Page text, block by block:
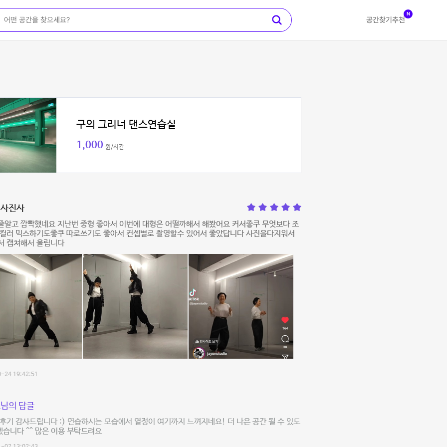
공간찾기 추천
N
구의 그리너 댄스연습실
1,000 원/시간
진사
알고 깜빡했네요 지난번 중형 좋아서 이번에 대형은 어떨까해서 해봤어요 커서좋쿠 무엇보다 조
러 믹스하기도좋쿠 따로쓰기도 좋아서 컨셉별로 촬영할수 있어서 좋았답니다 사진을다지워서
캡쳐해서 올립니다
24 19:42:51
의 답글
기 감사드립니다 :) 연습하시는 모습에서 열정이 여기까지 느껴지네요! 더 나은 공간 될 수 있도
니다 ^^ 많은 이용 부탁드려요